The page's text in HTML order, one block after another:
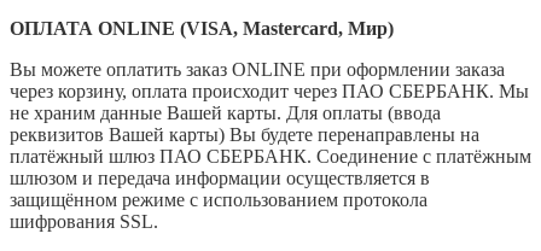
ОПЛАТА ONLINE (VISA, Mastercard, Мир)
Вы можете оплатить заказ ONLINE при оформлении заказа
через корзину, оплата происходит через ПАО СБЕРБАНК. Мы
не храним данные Вашей карты. Для оплаты (ввода
реквизитов Вашей карты) Вы будете перенаправлены на
платёжный шлюз ПАО СБЕРБАНК. Соединение с платёжным
шлюзом и передача информации осуществляется в
защищённом режиме с использованием протокола
шифрования SSL.